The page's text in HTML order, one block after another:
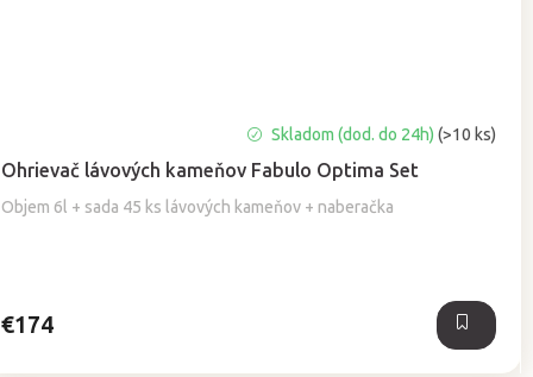
Ohrievač lávových kameňov Fabulo Optima Set
Objem 6l + sada 45 ks lávových kameňov + naberačka
hodnotenie
produktu
je
Skladom (dod. do 24h)(>10 ks)
€174